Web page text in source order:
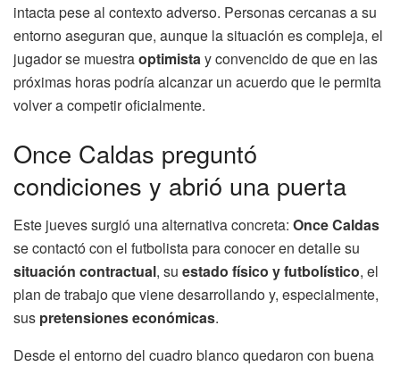
intacta pese al contexto adverso. Personas cercanas a su
entorno aseguran que, aunque la situación es compleja, el
jugador se muestraoptimistay convencido de que en las
próximas horas podría alcanzar un acuerdo que le permita
volver a competir oficialmente.
Once Caldas preguntó
condiciones y abrió una puerta
Este jueves surgió una alternativa concreta: Once Caldas
se contactó con el futbolista para conocer en detalle su
situación contractual, su estado físico y futbolístico, el
plan de trabajo que viene desarrollando y, especialmente,
sus pretensiones económicas.
Desde el entorno del cuadro blanco quedaron con buena